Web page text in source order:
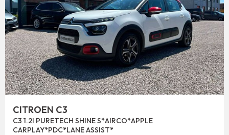
CITROEN C3
C3 1.2I PURETECH SHINE S*AIRCO*APPLE
CARPLAY*PDC*LANE ASSIST*